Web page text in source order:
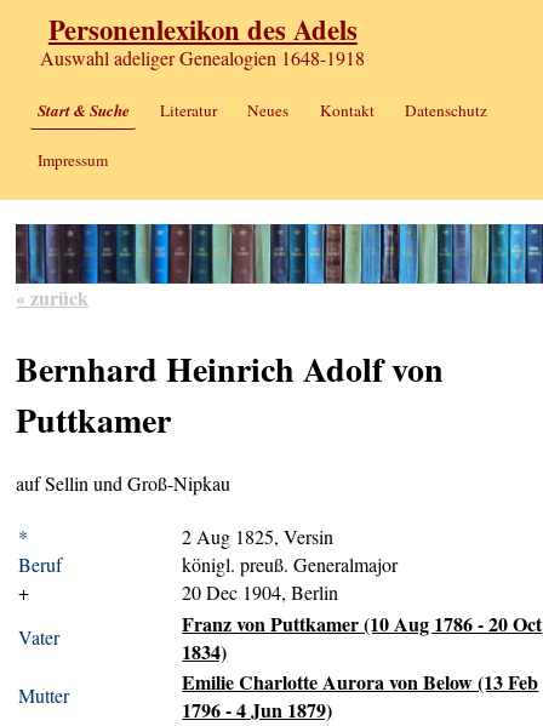
Personenlexikon des Adels
Auswahl adeliger Genealogien 1648-1918
Start & Suche Literatur Neues Kontakt Datenschutz
Impressum
« zurück
Bernhard Heinrich Adolf von
Puttkamer
auf Sellin und Groß-Nipkau
*
2 Aug 1825, Versin
Beruf
königl. preuß. Generalmajor
+
20 Dec 1904, Berlin
Vater
Franz von Puttkamer (10 Aug 1786 - 20 Oct
1834)
Mutter
Emilie Charlotte Aurora von Below (13 Feb
1796 - 4 Jun 1879)